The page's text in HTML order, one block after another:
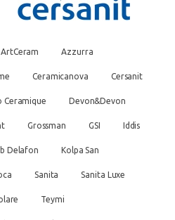
ArtCeram Azzurra
Ceramicanova Cersanit
Ceramique Devon&Devon
Grossman GSI Iddis
Delafon Kolpa San
Sanita Sanita Luxe
Teymi